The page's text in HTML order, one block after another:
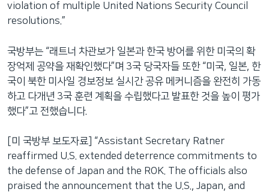
violation of multiple United Nations Security Council
resolutions.”
국방부는 “래트너 차관보가 일본과 한국 방어를 위한 미국의 확
장억제 공약을 재확인했다”며 3국 당국자들 또한 “미국, 일본, 한
국이 북한 미사일 경보정보 실시간 공유 메커니즘을 완전히 가동
하고 다개년 3국 훈련 계획을 수립했다고 발표한 것을 높이 평가
했다”고 전했습니다.
[미 국방부 보도자료] “Assistant Secretary Ratner
reaffirmed U.S. extended deterrence commitments to
the defense of Japan and the ROK. The officials also
praised the announcement that the U.S., Japan, and